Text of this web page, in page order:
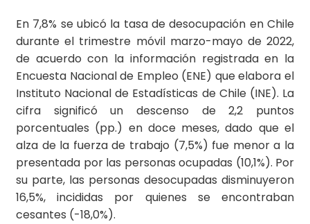
En 7,8% se ubicó la tasa de desocupación en Chile
durante el trimestre móvil marzo-mayo de 2022,
de acuerdo con la información registrada en la
Encuesta Nacional de Empleo (ENE) que elabora el
Instituto Nacional de Estadísticas de Chile (INE). La
cifra significó un descenso de 2,2 puntos
porcentuales (pp.) en doce meses, dado que el
alza de la fuerza de trabajo (7,5%) fue menor a la
presentada por las personas ocupadas (10,1%). Por
su parte, las personas desocupadas disminuyeron
16,5%, incididas por quienes se encontraban
cesantes (-18,0%).